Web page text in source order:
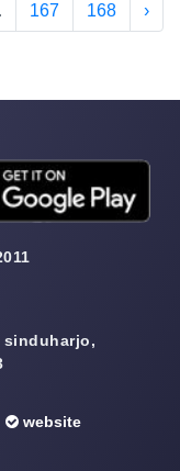
167 168 ›
sinduharjo,
website